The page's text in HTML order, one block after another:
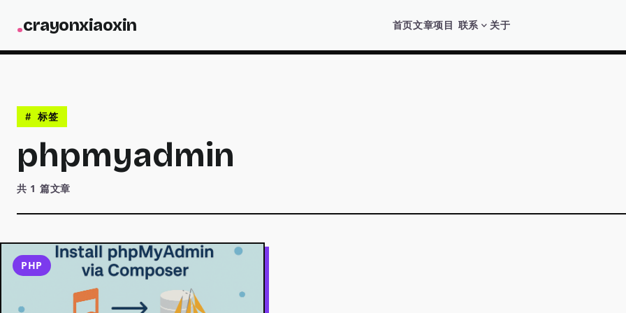
.crayonxiaoxin 首页文章项目 联系expand_more 关于
# 标签
phpmyadmin
共 1 篇文章
PHP